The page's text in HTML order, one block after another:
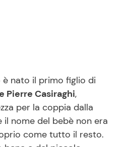
Cucina e Ricette
nato il primo figlio di
Pierre Casiraghi,
per la coppia dalla
il nome del bebè non era
come tutto il resto.